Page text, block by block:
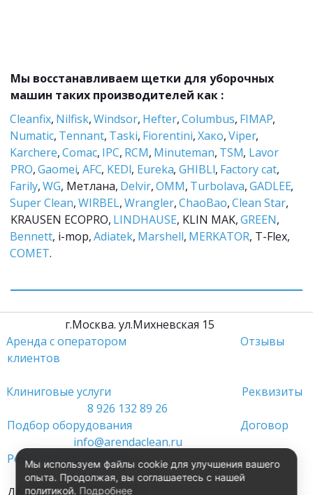
Мы восстанавливаем щетки для уборочных
машин таких производителей как :
Cleanfix, Nilfisk, Windsor, Hefter, Columbus, FIMAP
Numatic, Tennant, Taski, Fiorentini, Хако, Viper
Karchere, Comac, IPC, RCM, Minuteman, TSM, Lavor
PRO, Gaomei, AFC, KEDI, Eureka, GHIBLI, Factory cat
Farily, WG, Метлана, Delvir, ОММ, Turbolava, GADLEE
Super Clean, WIRBEL, Wrangler, ChaoBao, Clean Star,
KRAUSEN ECOPRO, LINDHAUSE, KLIN MAK, GREEN
Bennett, i-mop, Adiatek, Marshell, MERKATOR
COMET.
Аренда с оператором
Отзывы
клиентов
Клиниговые услуги
Реквизиты
8 926 132 89 26
Подбор оборудования
Договор
info@arendaclean.ru
Ремонт оборудования
Мы используем файлы cookie для улучшения вашего
опыта. Продолжая, вы соглашаетесь с нашей
политикой. Подробнее